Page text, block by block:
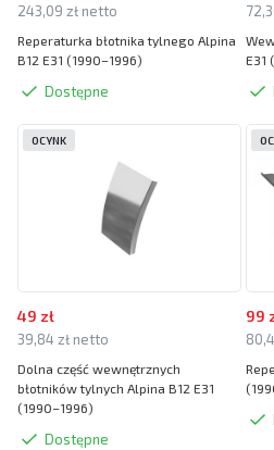
243,09 zł netto
Reperaturka błotnika tylnego Alpina
B12 E31 (1990–1996)
Dostępne
E31
49 zł
39,84 zł netto
Dolna część wewnętrznych
błotników tylnych Alpina B12 E31
(1990–1996)
Dostępne
OCYNK
99